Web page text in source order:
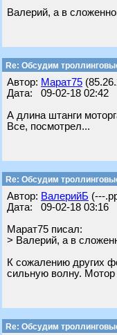
Валерий, а в
Re: Обсудим
Автор: Марат75
Дата: 09-02-18 02:42
А длина штанги
Все, посмотрел...
Re: Обсудим
Автор: ВалерийБ (---
Дата: 09-02-18 03:16
Марат75 писал:
> Валерий, а в
К сожалению других
сильную волну.
Re: Обсудим